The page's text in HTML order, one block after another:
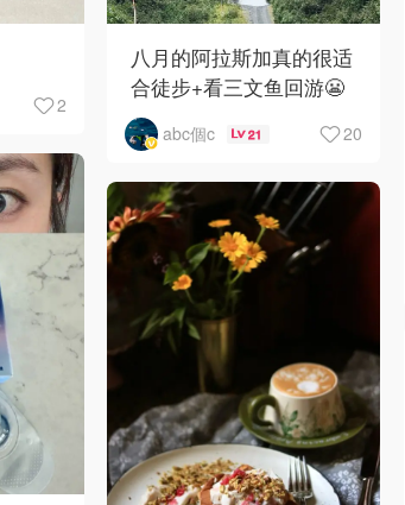
2
八月的阿拉斯加真的很适
合徒步+看三文鱼回游😬
abc個c 21 20